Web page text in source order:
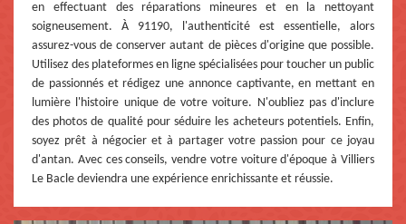
en effectuant des réparations mineures et en la nettoyant
soigneusement. À 91190, l'authenticité est essentielle, alors
assurez-vous de conserver autant de pièces d'origine que possible.
Utilisez des plateformes en ligne spécialisées pour toucher un public
de passionnés et rédigez une annonce captivante, en mettant en
lumière l'histoire unique de votre voiture. N'oubliez pas d'inclure
des photos de qualité pour séduire les acheteurs potentiels. Enfin,
soyez prêt à négocier et à partager votre passion pour ce joyau
d'antan. Avec ces conseils, vendre votre voiture d'époque à Villiers
Le Bacle deviendra une expérience enrichissante et réussie.